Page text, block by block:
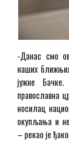
-Данас смо
наших
јужне
православна
носилац
окупљања и
– рекао је